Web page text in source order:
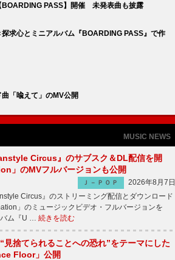
BOARDING PASS】開催 未発表曲も披露
求心とミニアルバム『BOARDING PASS』で作
「喩えて」のMV公開
MUSIC NEWS
Circus』のサブスク＆DL配信を開
のMVフルバージョンも公開
Ｊ－ＰＯＰ
2026年8月7日
Circus』のストリーミング配信とダウンロード
」のミュージックビデオ・フルバージョンを
ム『U … 続きを読む
見捨てられることへの恐れ”をテーマにした
Floor」公開